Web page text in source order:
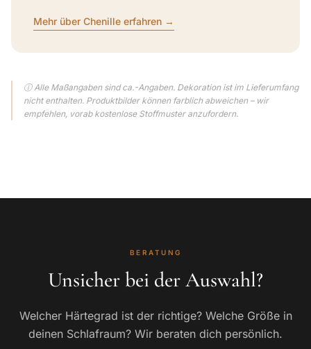
Mehr über Chenille erfahren →
ⓘ Alle Maßangaben sind ca.-Angaben. Dekoration ist im Lieferumfang
nicht enthalten. Produktbilder können farblich abweichen – wir
empfehlen, vorab kostenlose Stoffmuster anzufordern.
BERATUNG
Unsicher bei der Auswahl?
Welcher Härtegrad ist der richtige? Welche Größe in
deinen Schlafraum? Wir beraten dich persönlich.